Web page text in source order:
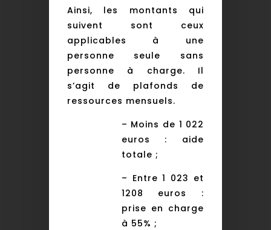
Ainsi, les montants qui
suivent sont ceux
applicables à une
personne seule sans
personne à charge. Il
s’agit de plafonds de
ressources mensuels.
– Moins de 1 022
euros : aide
totale ;
– Entre 1 023 et
1208 euros :
prise en charge
à 55% ;